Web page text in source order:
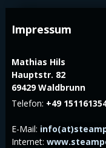
Impressum
Mathias Hils
Hauptstr. 82
69429 Waldbrunn
Telefon: +49
E-Mail:
Internet: